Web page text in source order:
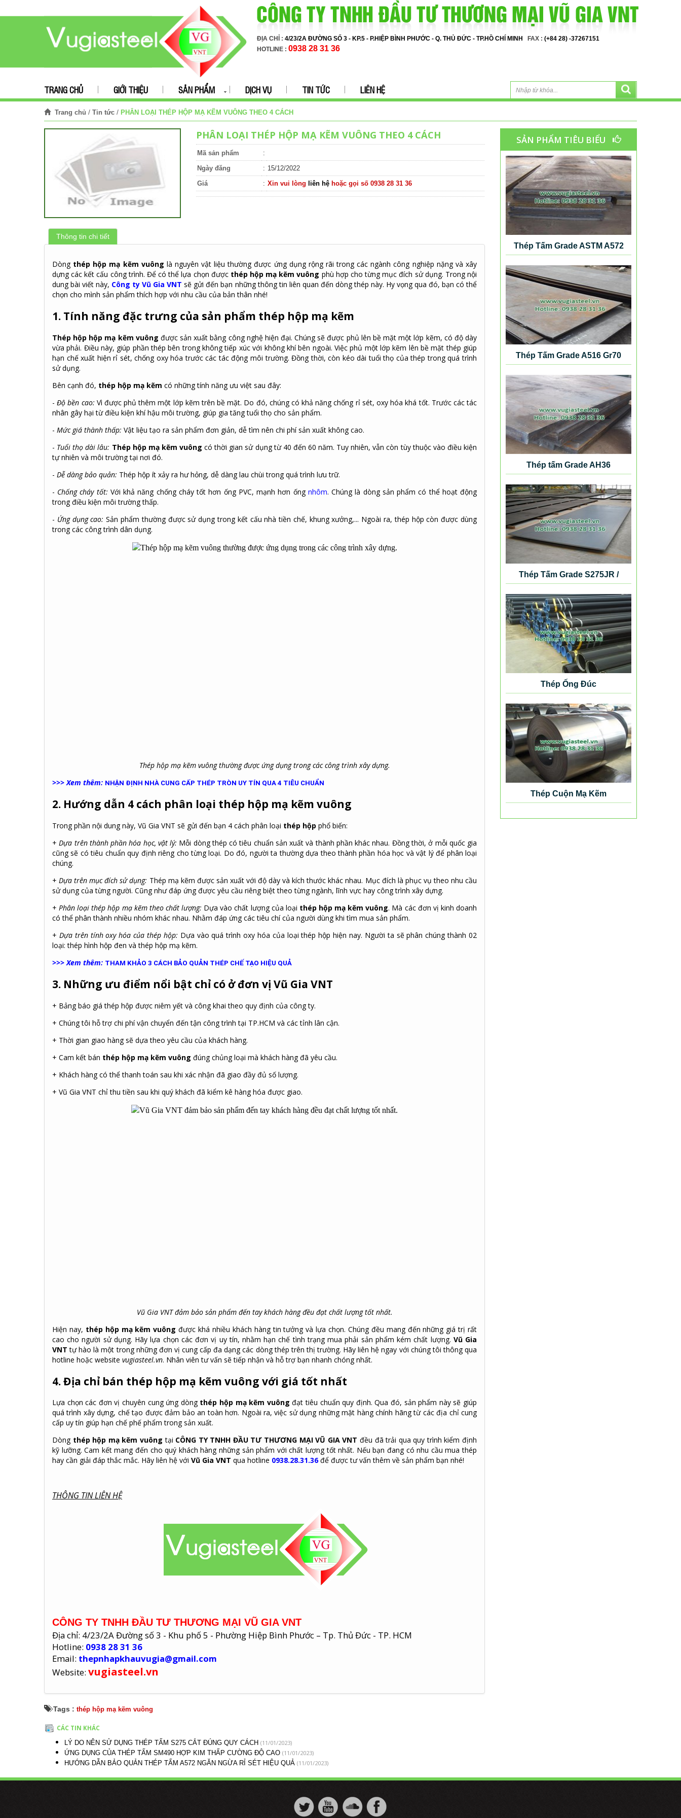
ĐỊA CHỈ : 4/23/2A ĐƯỜNG SỐ 3 - KP.5 - P.HIỆP BÌNH PHƯỚC - Q. THỦ ĐỨC - TP.HỒ CHÍ MINH FAX : (+84 28) -37267151
HOTLINE : 0938 28 31 36
TRANG CHỦ GIỚI THIỆU SẢN PHẨM DỊCH VỤ TIN TỨC LIÊN HỆ
Trang chủ / Tin tức / PHÂN LOẠI THÉP HỘP MẠ KẼM VUÔNG THEO 4 CÁCH
PHÂN LOẠI THÉP HỘP MẠ KẼM VUÔNG THEO 4 CÁCH
Mã sản phẩm
:
Ngày đăng
: 15/12/2022
Giá
: Xin vui lòng liên hệhoặc gọi số 0938 28 31 36
Thông tin chi tiết
Dòng thép hộp mạ kẽm vuông là nguyên vật liệu thường được ứng dụng rộng rãi trong các ngành công nghiệp nặng và xây
dựng các kết cấu công trình. Để có thể lựa chọn được thép hộp mạ kẽm vuông phù hợp cho từng mục đích sử dụng. Trong nội
dung bài viết này, Công ty Vũ Gia VNT sẽ gửi đến bạn những thông tin liên quan đến dòng thép này. Hy vọng qua đó, bạn có thể
chọn cho mình sản phẩm thích hợp với nhu cầu của bản thân nhé!
1. Tính năng đặc trưng của sản phẩm thép hộp mạ kẽm
Thép hộp hộp mạ kẽm vuông được sản xuất bằng công nghệ hiện đại. Chúng sẽ được phủ lên bề mặt một lớp kẽm, có độ dày
vừa phải. Điều này, giúp phần thép bên trong không tiếp xúc với không khí bên ngoài. Việc phủ một lớp kẽm lên bề mặt thép giúp
hạn chế xuất hiện rỉ sét, chống oxy hóa trước các tác động môi trường. Đồng thời, còn kéo dài tuổi thọ của thép trong quá trình
sử dụng.
Bên cạnh đó, thép hộp mạ kẽm có những tính năng ưu việt sau đây:
-Độ bền cao: Vì được phủ thêm một lớp kẽm trên bề mặt. Do đó, chúng có khả năng chống rỉ sét, oxy hóa khá tốt. Trước các tác
nhân gây hại từ điều kiện khí hậu môi trường, giúp gia tăng tuổi thọ cho sản phẩm.
- Mức giá thành thấp: Vật liệu tạo ra sản phẩm đơn giản, dễ tìm nên chi phí sản xuất không cao.
- Tuổi thọ dài lâu: Thép hộp mạ kẽm vuôngcó thời gian sử dụng từ 40 đến 60 năm. Tuy nhiên, vẫn còn tùy thuộc vào điều kiện
tự nhiên và môi trường tại nơi đó.
- Dễ dàng bảo quản: Thép hộp ít xảy ra hư hỏng, dễ dàng lau chùi trong quá trình lưu trữ.
- Chống cháy tốt: Với khả năng chống cháy tốt hơn ống PVC, mạnh hơn ống nhôm. Chúng là dòng sản phẩm có thể hoạt động
trong điều kiện môi trường thấp.
- Ứng dụng cao: Sản phẩm thường được sử dụng trong kết cấu nhà tiền chế, khung xưởng,... Ngoài ra, thép hộp còn được dùng
trong các công trình dân dụng.
Thép hộp mạ kẽm vuông thường được ứng dụng trong các công trình xây dựng.
>>> Xem thêm: NHẬN ĐỊNH NHÀ CUNG CẤP THÉP TRÒN UY TÍN QUA 4 TIÊU CHUẨN
2. Hướng dẫn 4 cách phân loại thép hộp mạ kẽm vuông
Trong phần nội dung này, Vũ Gia VNT sẽ gửi đến bạn 4 cách phân loại thép hộp phổ biến:
+ Dựa trên thành phần hóa học, vật lý: Mỗi dòng thép có tiêu chuẩn sản xuất và thành phần khác nhau. Đồng thời, ở mỗi quốc gia
cũng sẽ có tiêu chuẩn quy định riêng cho từng loại. Do đó, người ta thường dựa theo thành phần hóa học và vật lý để phân loại
chúng.
+ Dựa trên mục đích sử dụng: Thép mạ kẽm được sản xuất với độ dày và kích thước khác nhau. Mục đích là phục vụ theo nhu cầu
sử dụng của từng người. Cũng như đáp ứng được yêu cầu riêng biệt theo từng ngành, lĩnh vực hay công trình xây dựng.
+ Phân loại thép hộp mạ kẽm theo chất lượng: Dựa vào chất lượng của loại thép hộp mạ kẽm vuông. Mà các đơn vị kinh doanh
có thể phân thành nhiều nhóm khác nhau. Nhằm đáp ứng các tiêu chí của người dùng khi tìm mua sản phẩm.
+ Dựa trên tính oxy hóa của thép hộp: Dựa vào quá trình oxy hóa của loại thép hộp hiện nay. Người ta sẽ phân chúng thành 02
loại: thép hình hộp đen và thép hộp mạ kẽm.
>>> Xem thêm: THAM KHẢO 3 CÁCH BẢO QUẢN THÉP CHẾ TẠO HIỆU QUẢ
3. Những ưu điểm nổi bật chỉ có ở đơn vị Vũ Gia VNT
+ Bảng báo giá thép hộp được niêm yết và công khai theo quy định của công ty.
+ Chúng tôi hỗ trợ chi phí vận chuyển đến tận công trình tại TP.HCM và các tỉnh lân cận.
+ Thời gian giao hàng sẽ dựa theo yêu cầu của khách hàng.
+ Cam kết bán thép hộp mạ kẽm vuông đúng chủng loại mà khách hàng đã yêu cầu.
+ Khách hàng có thể thanh toán sau khi xác nhận đã giao đầy đủ số lượng.
+ Vũ Gia VNT chỉ thu tiền sau khi quý khách đã kiểm kê hàng hóa được giao.
Vũ Gia VNT đảm bảo sản phẩm đến tay khách hàng đều đạt chất lượng tốt nhất.
Hiện nay, thép hộp mạ kẽm vuôngđược khá nhiều khách hàng tin tưởng và lựa chọn. Chúng đều mang đến những giá trị rất
cao cho người sử dụng. Hãy lựa chọn các đơn vị uy tín, nhằm hạn chế tình trạng mua phải sản phẩm kém chất lượng. Vũ Gia
VNT tự hào là một trong những đơn vị cung cấp đa dạng các dòng thép trên thị trường. Hãy liên hệ ngay với chúng tôi thông qua
hotline hoặc website vugiasteel.vn. Nhân viên tư vấn sẽ tiếp nhận và hỗ trợ bạn nhanh chóng nhất.
4. Địa chỉ bán thép hộp mạ kẽm vuông với giá tốt nhất
Lựa chọn các đơn vị chuyên cung ứng dòng thép hộp mạ kẽm vuôngđạt tiêu chuẩn quy định. Qua đó, sản phẩm này sẽ giúp
quá trình xây dựng, chế tạo được đảm bảo an toàn hơn. Ngoài ra, việc sử dụng những mặt hàng chính hãng từ các địa chỉ cung
cấp uy tín giúp hạn chế phế phẩm trong sản xuất.
Dòng thép hộp mạ kẽm vuôngtại CÔNG TY TNHH ĐẦU TƯ THƯƠNG MẠI VŨ GIA VNT đều đã trải qua quy trình kiểm định
kỹ lưỡng. Cam kết mang đến cho quý khách hàng những sản phẩm với chất lượng tốt nhất. Nếu bạn đang có nhu cầu mua thép
hay cần giải đáp thắc mắc. Hãy liên hệ với Vũ Gia VNT qua hotline 0938.28.31.36để được tư vấn thêm về sản phẩm bạn nhé!
THÔNG TIN LIÊN HỆ
CÔNG TY TNHH ĐẦU TƯ THƯƠNG MẠI VŨ GIA VNT
Địa chỉ: 4/23/2A Đường số 3 - Khu phố 5 - Phường Hiệp Bình Phước – Tp. Thủ Đức - TP. HCM
Hotline: 0938 28 31 36
Email: thepnhapkhauvugia@gmail.com
Website: vugiasteel.vn
Tags : thép hộp mạ kẽm vuông
CÁC TIN KHÁC
LÝ DO NÊN SỬ DỤNG THÉP TẤM S275 CẮT ĐÚNG QUY CÁCH (11/01/2023)
ỨNG DỤNG CỦA THÉP TẤM SM490 HỢP KIM THẤP CƯỜNG ĐỘ CAO (11/01/2023)
HƯỚNG DẪN BẢO QUẢN THÉP TẤM A572 NGĂN NGỪA RỈ SÉT HIỆU QUẢ (11/01/2023)
SẢN PHẨM TIÊU BIỂU
Thép Tấm Grade ASTM A572
Gr50
Thép Tấm Grade A516 Gr70
Thép tấm Grade AH36
Thép Tấm Grade S275JR /
S355K2G4 / S420N / S460NL /
SB410 / SB450 / SM490 / SM520
Thép Ống Đúc
Thép Cuộn Mạ Kẽm